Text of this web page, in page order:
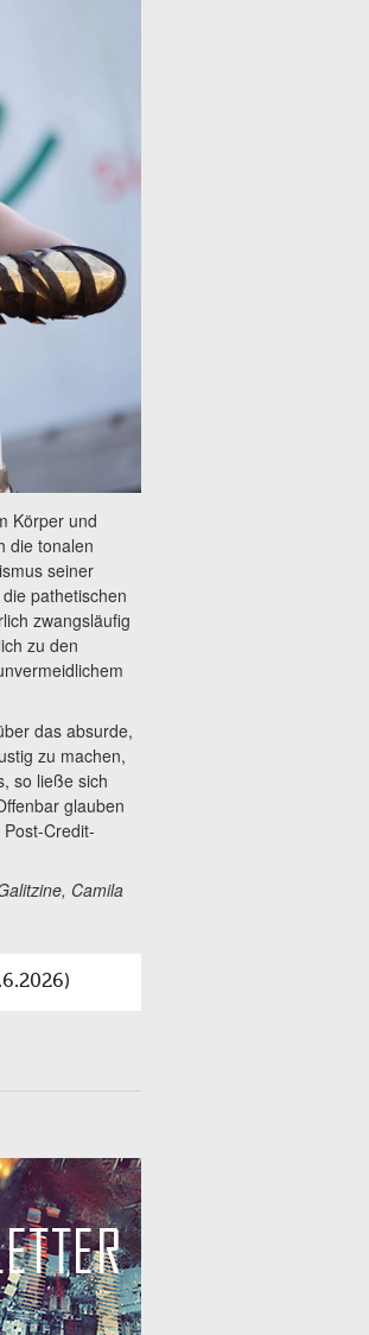
Körper und
die tonalen
seiner
pathetischen
zwangsläufig
zu den
das absurde,
zu machen,
so ließe sich
glauben
Credit-
Camila